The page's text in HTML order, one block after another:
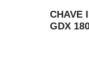
CHAVE
GDX